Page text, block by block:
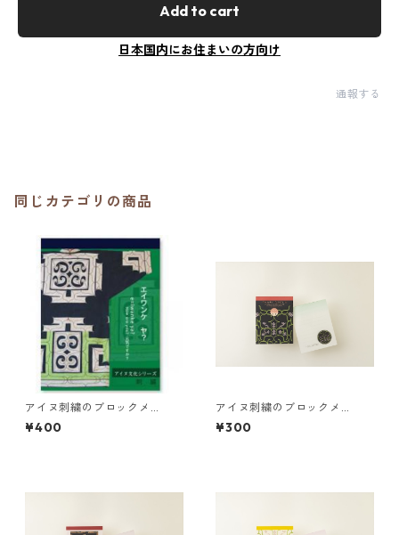
Add to cart
日本国内にお住まいの方向け
通報する
同じカテゴリの商品
アイヌ刺繍のブロックメ
モ "エイワンケ ヤ？"
¥400
アイヌ刺繍のブロックメ
モ ”ウトゥラノ シノタン ロ”
¥300